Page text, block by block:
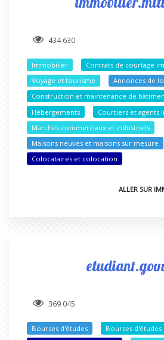
434 630
Immobilier
Contrats de courtage
Voyage et tourisme
Annonces de
Construction et maintenance de
Hébergements
Courtiers et agents
Marchés commerciaux et industriels
Maisons neuves et maisons sur mesure
Colocataires et colocation
ALLER SUR
369 045
Bourses d'études
Bourses